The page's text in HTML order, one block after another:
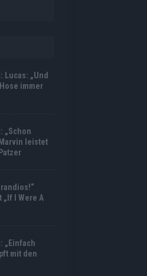
Lucas: „Und
immer
„Schon
leistet
I Were A
„Einfach
mit den